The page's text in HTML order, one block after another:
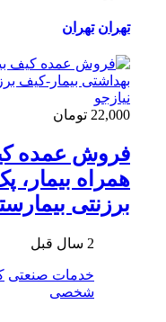
تهران تهران
22,000 تومان
فروش عمده
همراه بیمار،
برزنتی
2 سال قبل
خدمات صنعتی
شخصی